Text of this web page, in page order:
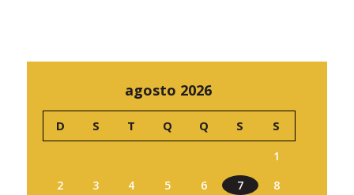
agosto 2026
D S T Q Q S S
1
2
3 4 5 6 7
8